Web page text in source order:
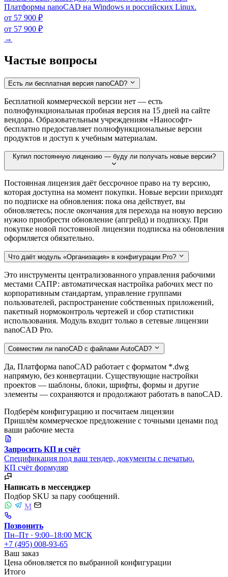
Платформы nanoCAD на Windows и российских Linux.
от 57 900 ₽
от 57 900 ₽
→
Частые вопросы
Есть ли бесплатная версия nanoCAD?
Бесплатной коммерческой версии нет — есть
полнофункциональная пробная версия на 15 дней на сайте
вендора. Образовательным учреждениям «Нанософт»
бесплатно предоставляет полнофункциональные версии
продуктов и доступ к учебным материалам.
Купил постоянную лицензию — буду ли получать новые версии?
Постоянная лицензия даёт бессрочное право на ту версию,
которая доступна на момент покупки. Новые версии приходят
по подписке на обновления: пока она действует, вы
обновляетесь; после окончания для перехода на новую версию
нужно приобрести обновление (апгрейд) и подписку. При
покупке новой постоянной лицензии подписка на обновления
оформляется обязательно.
Что даёт модуль «Организация» в конфигурации Pro?
Это инструменты централизованного управления рабочими
местами САПР: автоматическая настройка рабочих мест по
корпоративным стандартам, управление группами
пользователей, распространение собственных приложений,
пакетный нормоконтроль чертежей и сбор статистики
использования. Модуль входит только в сетевые лицензии
nanoCAD Pro.
Совместим ли nanoCAD с файлами AutoCAD?
Да, Платформа nanoCAD работает с форматом *.dwg
напрямую, без конвертации. Существующие настройки
проектов — шаблоны, блоки, шрифты, формы и другие
элементы — сохраняются и продолжают работать в nanoCAD.
Подберём конфигурацию и посчитаем лицензии
Пришлём коммерческое предложение с точными ценами под
ваши рабочие места
Запросить КП и счёт
Спецификация под ваш тендер, документы с печатью.
КП счёт формуляр
Написать в мессенджер
Подбор SKU за пару сообщений.
M
Позвонить
Пн–Пт · 9:00–18:00 МСК
+7 (495) 008-93-65
Ваш заказ
Цена обновляется по выбранной конфигурации
Итого